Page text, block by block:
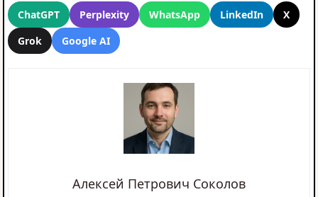
ChatGPT Perplexity WhatsApp LinkedIn
X
Grok
Google AI
Алексей Петрович Соколов